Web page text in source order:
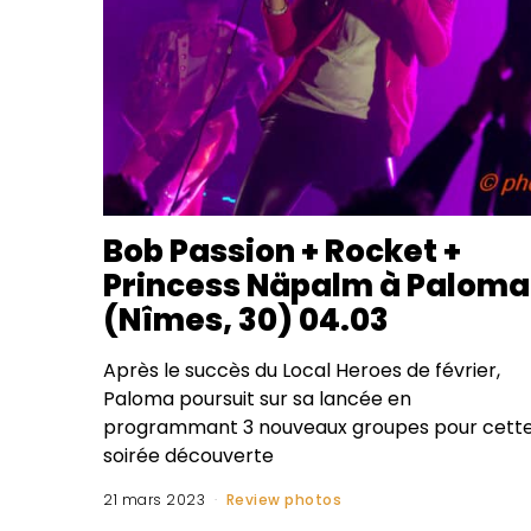
Bob Passion + Rocket +
Princess Näpalm à Paloma
(Nîmes, 30) 04.03
Après le succès du Local Heroes de février,
Paloma poursuit sur sa lancée en
programmant 3 nouveaux groupes pour
soirée découverte
21 mars 2023 Review photos